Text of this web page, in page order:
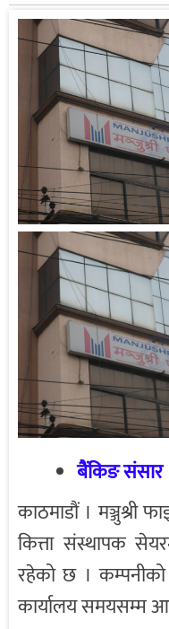
बैंकिङ संसार
काठमाडौं । मञ्जुश्री
कित्ता संस्थापक
रहेको छ ।
कार्यालय समयसम्म